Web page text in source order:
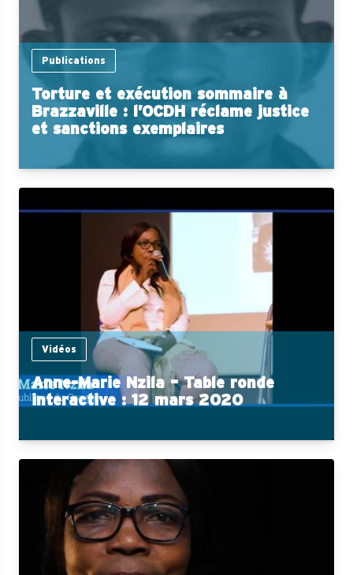
Publications
Torture et exécution sommaire à
Brazzaville : l’OCDH réclame justice
et sanctions exemplaires
Vidéos
Anne-Marie Nzila – Table ronde
interactive : 12 mars 2020